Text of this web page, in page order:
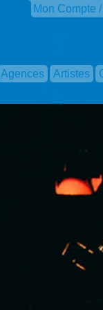
Mon Compte
Agences Artistes